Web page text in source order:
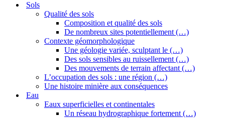
Sols
Qualité des sols
Composition et qualité des sols
De nombreux sites potentiellement (…)
Contexte géomorphologique
Une géologie variée, sculptant le (…)
Des sols sensibles au ruissellement (…)
Des mouvements de terrain affectant (…)
L’occupation des sols : une région (…)
Une histoire minière aux conséquences
Eau
Eaux superficielles et continentales
Un réseau hydrographique fortement (…)